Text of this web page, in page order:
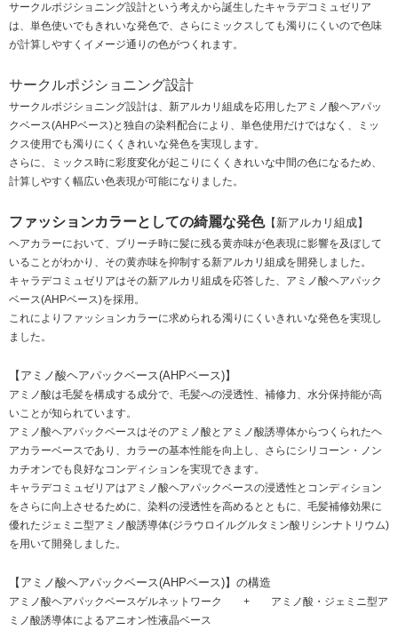
サークルポジショニング設計という考えから誕生したキャラデコミュゼリア
は、単色使いでもきれいな発色で、さらにミックスしても濁りにくいので色味
が計算しやすくイメージ通りの色がつくれます。
サークルポジショニング設計
サークルポジショニング設計は、新アルカリ組成を応用したアミノ酸ヘアパッ
クベース(AHPベース)と独自の染料配合により、単色使用だけではなく、ミッ
クス使用でも濁りにくくきれいな発色を実現します。
さらに、ミックス時に彩度変化が起こりにくくきれいな中間の色になるため、
計算しやすく幅広い色表現が可能になりました。
ファッションカラーとしての綺麗な発色【新アルカリ組成】
ヘアカラーにおいて、ブリーチ時に髪に残る黄赤味が色表現に影響を及ぼして
いることがわかり、その黄赤味を抑制する新アルカリ組成を開発しました。
キャラデコミュゼリアはその新アルカリ組成を応答した、アミノ酸ヘアパック
ベース(AHPベース)を採用。
これによりファッションカラーに求められる濁りにくいきれいな発色を実現し
ました。
【アミノ酸ヘアパックベース(AHPベース)】
アミノ酸は毛髪を構成する成分で、毛髪への浸透性、補修力、水分保持能が高
いことが知られています。
アミノ酸ヘアパックベースはそのアミノ酸とアミノ酸誘導体からつくられたヘ
アカラーベースであり、カラーの基本性能を向上し、さらにシリコーン・ノン
カチオンでも良好なコンディションを実現できます。
キャラデコミュゼリアはアミノ酸ヘアパックベースの浸透性とコンディション
をさらに向上させるために、染料の浸透性を高めるとともに、毛髪補修効果に
優れたジェミニ型アミノ酸誘導体(ジラウロイルグルタミン酸リシンナトリウム)
を用いて開発しました。
【アミノ酸ヘアパックベース(AHPベース)】の構造
アミノ酸ヘアパックベースゲルネットワーク + アミノ酸・ジェミニ型ア
ミノ酸誘導体によるアニオン性液晶ベース